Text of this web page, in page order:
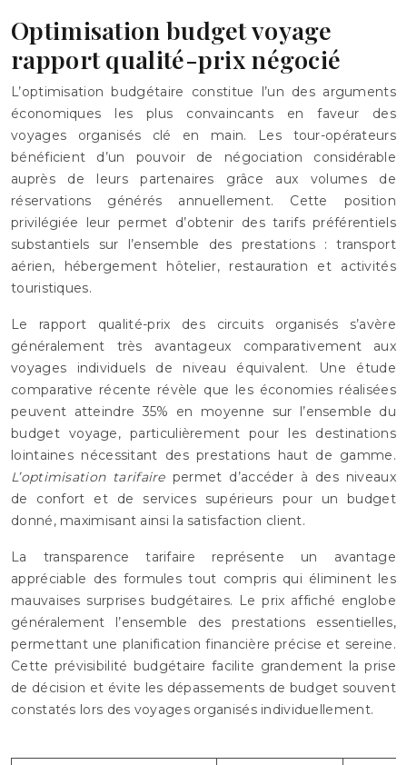
Optimisation budget voyage
rapport qualité-prix négocié
L’optimisation budgétaire constitue l’un des arguments
économiques les plus convaincants en faveur des
voyages organisés clé en main. Les tour-opérateurs
bénéficient d’un pouvoir de négociation considérable
auprès de leurs partenaires grâce aux volumes de
réservations générés annuellement. Cette position
privilégiée leur permet d’obtenir des tarifs préférentiels
substantiels sur l’ensemble des prestations : transport
aérien, hébergement hôtelier, restauration et activités
touristiques.
Le rapport qualité-prix des circuits organisés s’avère
généralement très avantageux comparativement aux
voyages individuels de niveau équivalent. Une étude
comparative récente révèle que les économies réalisées
peuvent atteindre 35% en moyenne sur l’ensemble du
budget voyage, particulièrement pour les destinations
lointaines nécessitant des prestations haut de gamme.
L’optimisation tarifaire permet d’accéder à des niveaux
de confort et de services supérieurs pour un budget
donné, maximisant ainsi la satisfaction client.
La transparence tarifaire représente un avantage
appréciable des formules tout compris qui éliminent les
mauvaises surprises budgétaires. Le prix affiché englobe
généralement l’ensemble des prestations essentielles,
permettant une planification financière précise et sereine.
Cette prévisibilité budgétaire facilite grandement la prise
de décision et évite les dépassements de budget souvent
constatés lors des voyages organisés individuellement.